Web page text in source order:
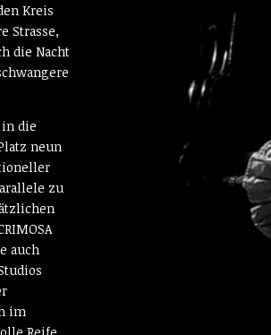
Kreis
Strasse,
die Nacht
in die
neun
zu
auch
im
Reife